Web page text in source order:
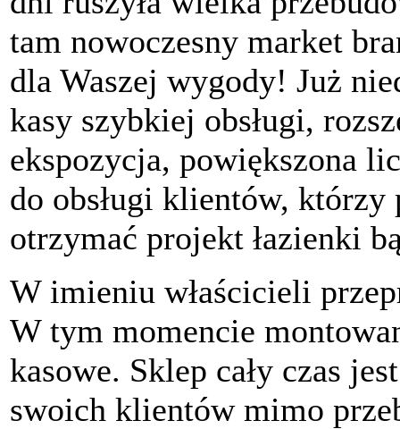
tam nowoczesny market
dla Waszej wygody! Już
kasy szybkiej obsługi,
ekspozycja, powiększona
do obsługi klientów,
otrzymać projekt łazienki
W imieniu właścicieli
W tym momencie
kasowe. Sklep cały czas
swoich klientów mimo